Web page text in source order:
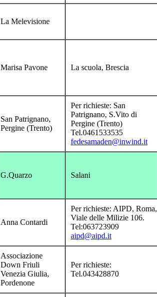
La Melevisione
Marisa Pavone La scuola, Brescia
San Patrignano,
Pergine (Trento)
Per richieste: San
Patrignano, S.Vito di
Pergine (Trento)
Tel.0461533535
fedesamaden@inwind.it
G.Quarzo Salani
Anna Contardi
Per richieste: AIPD, Roma,
Viale delle Milizie 106.
Tel:063723909
aipd@aipd.it
Associazione
Down Friuli
Venezia Giulia,
Pordenone
Per richieste:
Tel.043428870